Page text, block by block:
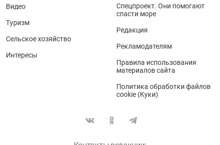
Видео
Туризм
Сельское хозяйство
Интересы
Спецпроект. Они помогают
спасти море
Редакция
Рекламодателям
Правила использования
материалов сайта
Политика обработки файлов
cookie (Куки)